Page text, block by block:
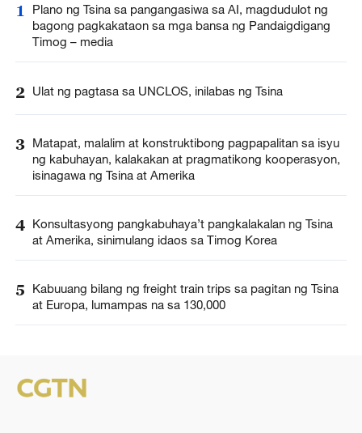
1
Plano ng Tsina sa pangangasiwa sa AI, magdudulot ng
bagong pagkakataon sa mga bansa ng Pandaigdigang
Timog – media
2 Ulat ng pagtasa sa UNCLOS, inilabas ng Tsina
3 Matapat, malalim at konstruktibong pagpapalitan sa isyu
ng kabuhayan, kalakakan at pragmatikong kooperasyon,
isinagawa ng Tsina at Amerika
4 Konsultasyong pangkabuhaya’t pangkalakalan ng Tsina
at Amerika, sinimulang idaos sa Timog Korea
5
Kabuuang bilang ng freight train trips sa pagitan ng Tsina
at Europa, lumampas na sa 130,000